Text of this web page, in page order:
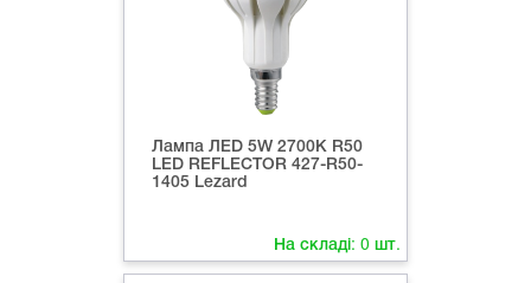
Лампа ЛED 5W 2700К R50
LED REFLECTOR 427-R50-
1405 Lezard
На складі: 0 шт.